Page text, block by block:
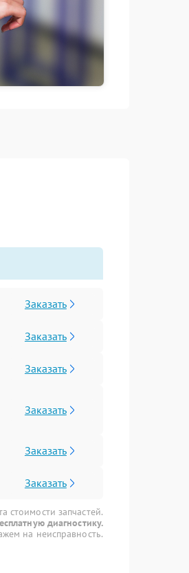
Заказать
Заказать
Заказать
Заказать
Заказать
Заказать
стоимости запчастей.
диагностику.
на неисправность.